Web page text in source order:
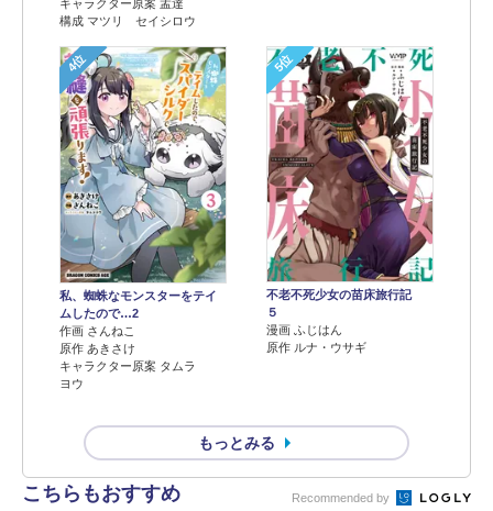
キャラクター原案 孟達
構成 マツリ セイシロウ
4位
私、蜘蛛なモンスターをテイ
ムしたので…2
作画 さんねこ
原作 あきさけ
キャラクター原案 タムラ
ヨウ
5位
不老不死少女の苗床旅行記
５
漫画 ふじはん
原作 ルナ・ウサギ
もっとみる
こちらもおすすめ Recommended by